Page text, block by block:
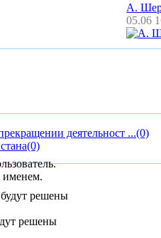
А.
05.06
деятельност ...(0)
(0)
именем.
решены